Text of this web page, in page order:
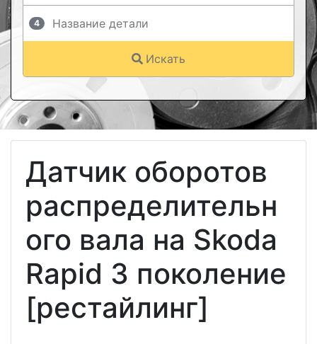
4
Искать
Датчик оборотов
распределительн
ого вала на Skoda
Rapid 3 поколение
[рестайлинг]